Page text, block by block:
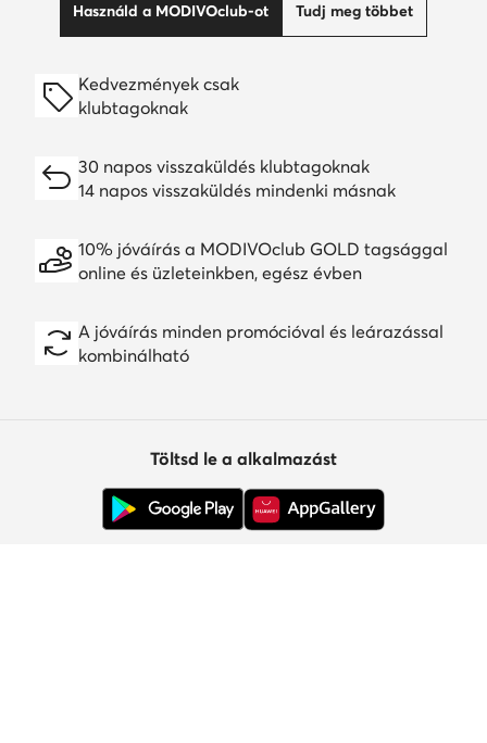
Használd a MODIVOclub-ot Tudj meg többet
Kedvezmények csak
klubtagoknak
30 napos visszaküldés klubtagoknak
14 napos visszaküldés mindenki másnak
10% jóváírás a MODIVOclub GOLD tagsággal
online és üzleteinkben, egész évben
A jóváírás minden promócióval és leárazással
kombinálható
Töltsd le a alkalmazást